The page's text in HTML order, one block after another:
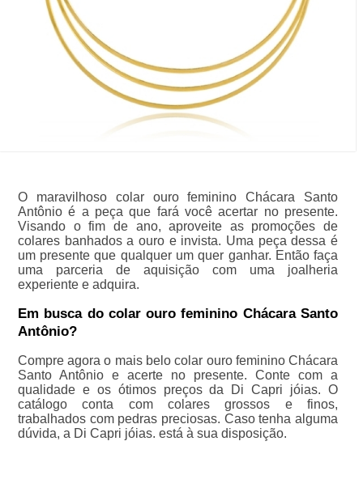
O maravilhoso colar ouro feminino Chácara Santo
Antônio é a peça que fará você acertar no presente.
Visando o fim de ano, aproveite as promoções de
colares banhados a ouro e invista. Uma peça dessa é
um presente que qualquer um quer ganhar. Então faça
uma parceria de aquisição com uma joalheria
experiente e adquira.
Em busca do colar ouro feminino Chácara Santo
Antônio?
Compre agora o mais belo colar ouro feminino Chácara
Santo Antônio e acerte no presente. Conte com a
qualidade e os ótimos preços da Di Capri jóias. O
catálogo conta com colares grossos e finos,
trabalhados com pedras preciosas. Caso tenha alguma
dúvida, a Di Capri jóias. está à sua disposição.